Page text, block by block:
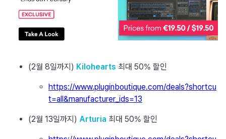
(2월 8일까지) Kilohearts 최대 50% 할인
https://www.pluginboutique.com/deals?shortcu
t=all&manufacturer_ids=13
(2월 13일까지) Arturia 최대 50% 할인